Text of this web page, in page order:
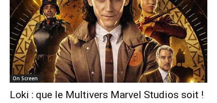
On Screen
Loki : que le Multivers Marvel Studios soit !